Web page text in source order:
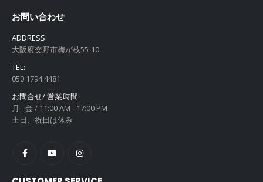
お問い合わせ
ADDRESS:
大阪府交野市梅が枝55-10
TEL:
050.1794.4481
お問合せ/ 営業時間:
月 - 金 / 11:00 AM - 17:00 PM
土日、祝日は休み